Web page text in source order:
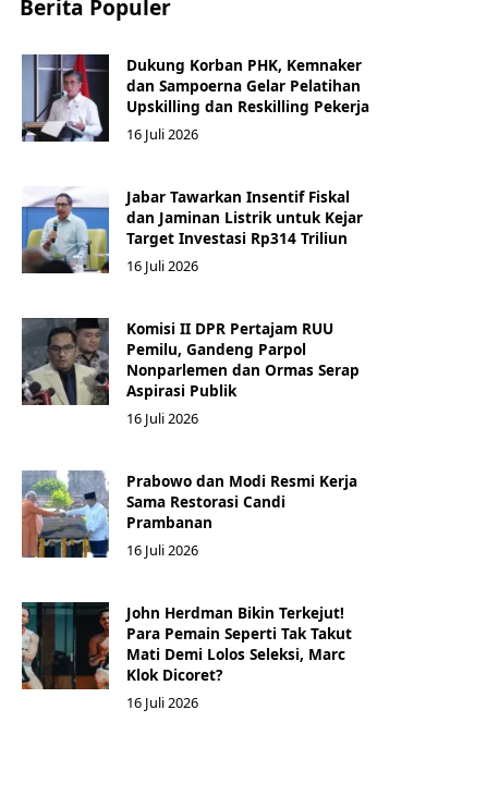
Berita Populer
Dukung Korban PHK, Kemnaker
dan Sampoerna Gelar Pelatihan
Upskilling dan Reskilling Pekerja
16 Juli 2026
Jabar Tawarkan Insentif Fiskal
dan Jaminan Listrik untuk Kejar
Target Investasi Rp314 Triliun
16 Juli 2026
Komisi II DPR Pertajam RUU
Pemilu, Gandeng Parpol
Nonparlemen dan Ormas Serap
Aspirasi Publik
16 Juli 2026
Prabowo dan Modi Resmi Kerja
Sama Restorasi Candi
Prambanan
16 Juli 2026
John Herdman Bikin Terkejut!
Para Pemain Seperti Tak Takut
Mati Demi Lolos Seleksi, Marc
Klok Dicoret?
16 Juli 2026